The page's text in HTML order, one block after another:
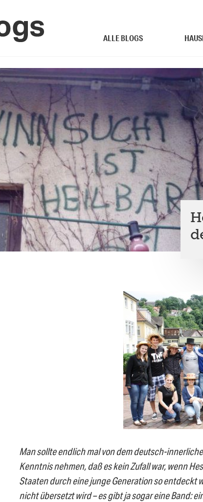
ALLE BLOGS
Man sollte endlich mal von dem deutsch-
Kenntnis nehmen, daß es kein Zufall war, wenn
Staaten durch eine junge Generation so entdeckt
nicht übersetzt wird – es gibt ja sogar eine Band: